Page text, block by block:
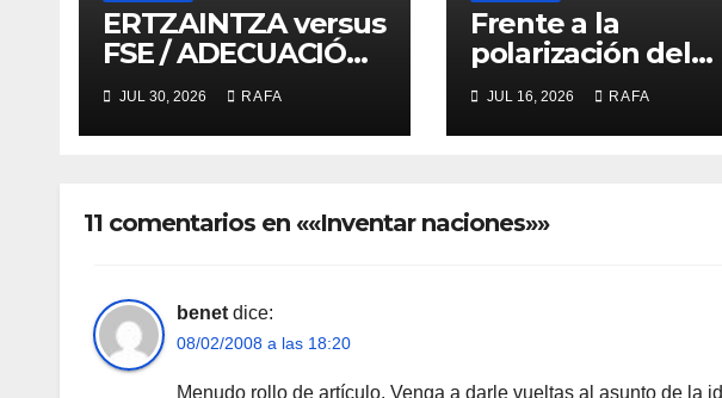
ERTZAINTZA versus
FSE / ADECUACIÓN
versus
SUSTITUCIÓN
JUL 30, 2026 RAFA
Frente a la
polarización del
ruido, la revolución
de la acogida
JUL 16, 2026 RAFA
11 comentarios en ««Inventar naciones»»
benet dice:
08/02/2008 a las 18:20
Menudo rollo de artí­culo. Venga a darle vueltas al asunto de la